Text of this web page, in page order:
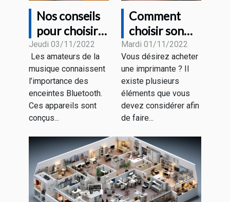
Nos conseils
pour choisir
une bonne
enceinte
Bluetooth
Jeudi 03/11/2022
Les amateurs de la
musique connaissent
l’importance des
enceintes Bluetooth.
Ces appareils sont
conçus...
Comment
choisir son
imprimante ?
Mardi 01/11/2022
Vous désirez acheter
une imprimante ? Il
existe plusieurs
éléments que vous
devez considérer afin
de faire...